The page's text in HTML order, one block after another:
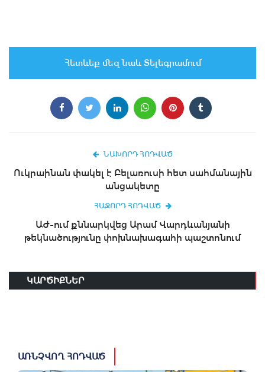
Հետևեք մեզ նաև Տելեգրամում
ՆԱԽՈՐԴ ՀՈԴՎԱԾ
Ուկրաինան փակել է Բելառուսի հետ սահմանային
անցակետը
ՀԱՋՈՐԴ ՀՈԴՎԱԾ
ԱԺ-ում քննարկվեց Արամ Վարդևանյանի
թեկնածությունը փոխնախագահի պաշտոնում
ԿԱՐԾԻՔՆԵՐ
ԱՌՆՉՎՈՂ ՀՈԴՎԱԾ